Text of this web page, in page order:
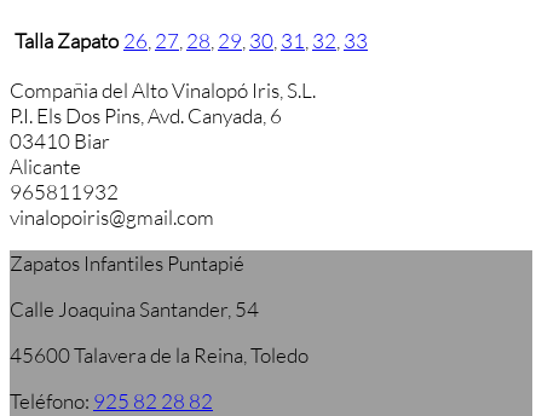
Talla Zapato 26 27 28 29 30 31 32 33
Compañia del Alto Vinalopó Iris, S.L.
P.I. Els Dos Pins, Avd. Canyada, 6
03410 Biar
Alicante
965811932
vinalopoiris@gmail.com
Zapatos Infantiles Puntapié
Calle Joaquina Santander, 54
45600 Talavera de la Reina, Toledo
Teléfono: 925 82 28 82